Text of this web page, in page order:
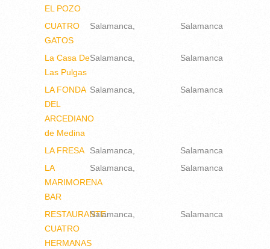
EL POZO
CUATRO
GATOS
Salamanca Salamanca
La Casa De
Las Pulgas
Salamanca Salamanca
LA FONDA
DEL
ARCEDIANO
de Medina
Salamanca Salamanca
LA FRESA Salamanca
Salamanca
LA
MARIMORENA
BAR
Salamanca Salamanca
RESTAURANTE
CUATRO
HERMANAS
Salamanca Salamanca